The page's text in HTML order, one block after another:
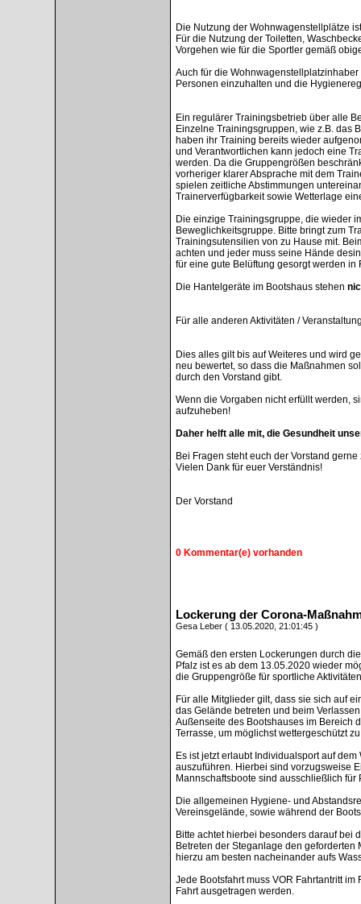
Die Nutzung der Wohnwagenstellplätze
Für die Nutzung der Toiletten,
Vorgehen wie für die Sportler gemäß
Auch für die
Personen einzuhalten und die
Ein regulärer Trainingsbetrieb über alle
Einzelne Trainingsgruppen, wie z.B. das
haben ihr Training bereits wieder
und Verantwortlichen kann jedoch eine
werden. Da die Gruppengrößen
vorheriger klarer Absprache mit dem
spielen zeitliche Abstimmungen
Trainerverfügbarkeit sowie Wetterlage
Die einzige Trainingsgruppe, die wieder
Beweglichkeitsgruppe. Bitte bringt zum
Trainingsutensilien von zu Hause mit.
achten und jeder muss seine Hände
für eine gute Belüftung gesorgt werden in
Die Hantelgeräte im Bootshaus stehen
Für alle anderen Aktivitäten /
Dies alles gilt bis auf Weiteres und wird
neu bewertet, so dass die Maßnahmen
durch den Vorstand gibt.
Wenn die Vorgaben nicht erfüllt werden,
aufzuheben!
Daher helft alle mit, die Gesundheit
Bei Fragen steht euch der Vorstand gerne
Vielen Dank für euer Verständnis!
Der Vorstand
0 Kommentar(e) vorhanden
Lockerung der Corona-
Gesa Leber ( 13.05.2020, 21:01:45 )
Gemäß den ersten Lockerungen durch
Pfalz ist es ab dem 13.05.2020 wieder
die Gruppengröße für sportliche
Für alle Mitglieder gilt, dass sie sich auf
das Gelände betreten und beim
Außenseite des Bootshauses im Bereich
Terrasse, um möglichst wettergeschützt
Es ist jetzt erlaubt Individualsport auf
auszuführen. Hierbei sind vorzugsweise
Mannschaftsboote sind ausschließlich
Die allgemeinen Hygiene- und
Vereinsgelände, sowie während der
Bitte achtet hierbei besonders darauf bei
Betreten der Steganlage den geforderten
hierzu am besten nacheinander aufs
Jede Bootsfahrt muss VOR Fahrtantritt
Fahrt ausgetragen werden.